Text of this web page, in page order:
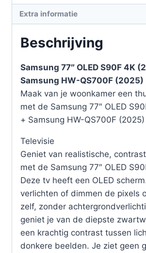
Extra informatie
Beschrijving
Samsung 77″ OLED S90F 4K
Samsung HW-QS700F (2025)
Maak van je woonkamer een
met de Samsung 77″ OLED
+ Samsung HW-QS700F
Televisie
Geniet van realistische,
met de Samsung 77″ OLED
Deze tv heeft een OLED
verlichten of dimmen de pixels
zelf, zonder
geniet je van de diepste
een krachtig contrast tussen
donkere beelden. Je ziet geen